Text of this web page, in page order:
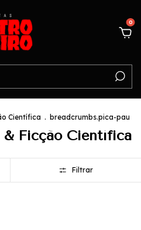
0
Científica . breadcrumbs.pica-pau
& Ficção Científica
Filtrar